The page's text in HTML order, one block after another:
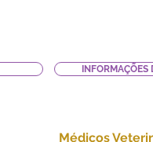
INFORMAÇÕES
Médicos